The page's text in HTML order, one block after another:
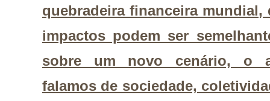
quebradeira financeira
impactos podem ser
sobre um novo cenário, o
falamos de sociedade,